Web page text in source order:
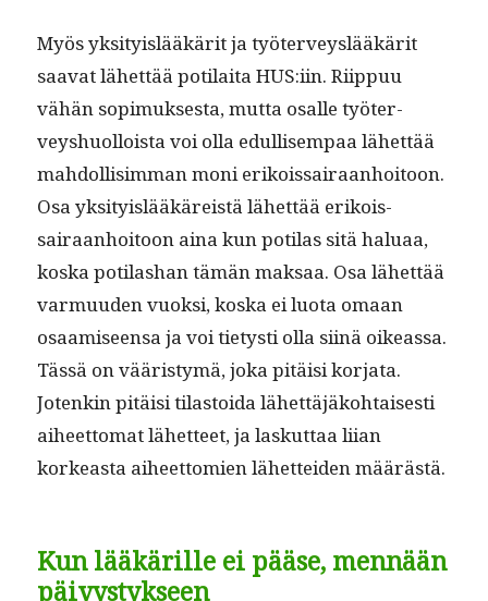
Myös yksi­ty­is­lääkärit ja työter­veyslääkärit
saa­vat lähet­tää poti­lai­ta HUS:iin. Riip­puu
vähän sopimuk­ses­ta, mut­ta osalle työter­
veyshuol­loista voi olla edullisem­paa lähet­tää
mah­dol­lisim­man moni erikois­sairaan­hoitoon.
Osa yksi­ty­is­lääkäreistä lähet­tää erikois­
sairaan­hoitoon aina kun poti­las sitä halu­aa,
kos­ka poti­lashan tämän mak­saa. Osa lähet­tää
var­muu­den vuok­si, kos­ka ei luo­ta omaan
osaamiseen­sa ja voi tietysti olla siinä oike­as­sa.
Tässä on vääristymä, joka pitäisi kor­ja­ta.
Jotenkin pitäisi tilas­toi­da lähet­täjäko­htais­es­ti
aiheet­tomat lähet­teet, ja laskut­taa liian
korkeas­ta aiheet­tomien lähet­tei­den määrästä.
Kun lääkärille ei pääse, mennään
päivystykseen